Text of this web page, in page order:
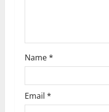
Name*
Email *